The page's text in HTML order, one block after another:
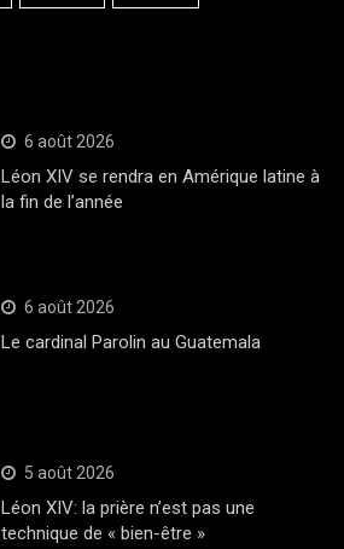
6 août 2026
Léon XIV se rendra en Amérique latine à
la fin de l’année
6 août 2026
Le cardinal Parolin au Guatemala
5 août 2026
Léon XIV: la prière n’est pas une
technique de « bien-être »